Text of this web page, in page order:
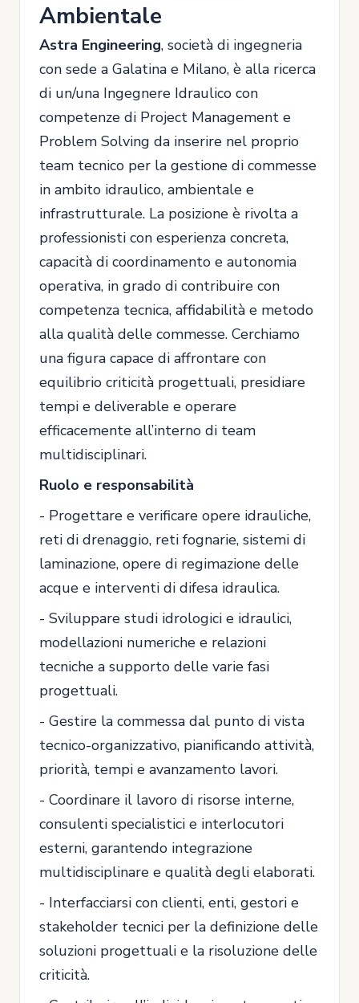
Ambientale
Astra Engineering, società di ingegneria
con sede a Galatina e Milano, è alla ricerca
di un/una Ingegnere Idraulico con
competenze di Project Management e
Problem Solving da inserire nel proprio
team tecnico per la gestione di commesse
in ambito idraulico, ambientale e
infrastrutturale. La posizione è rivolta a
professionisti con esperienza concreta,
capacità di coordinamento e autonomia
operativa, in grado di contribuire con
competenza tecnica, affidabilità e metodo
alla qualità delle commesse. Cerchiamo
una figura capace di affrontare con
equilibrio criticità progettuali, presidiare
tempi e deliverable e operare
efficacemente all’interno di team
multidisciplinari.
Ruolo e responsabilità
- Progettare e verificare opere idrauliche,
reti di drenaggio, reti fognarie, sistemi di
laminazione, opere di regimazione delle
acque e interventi di difesa idraulica.
- Sviluppare studi idrologici e idraulici,
modellazioni numeriche e relazioni
tecniche a supporto delle varie fasi
progettuali.
- Gestire la commessa dal punto di vista
tecnico-organizzativo, pianificando attività,
priorità, tempi e avanzamento lavori.
- Coordinare il lavoro di risorse interne,
consulenti specialistici e interlocutori
esterni, garantendo integrazione
multidisciplinare e qualità degli elaborati.
- Interfacciarsi con clienti, enti, gestori e
stakeholder tecnici per la definizione delle
soluzioni progettuali e la risoluzione delle
criticità.